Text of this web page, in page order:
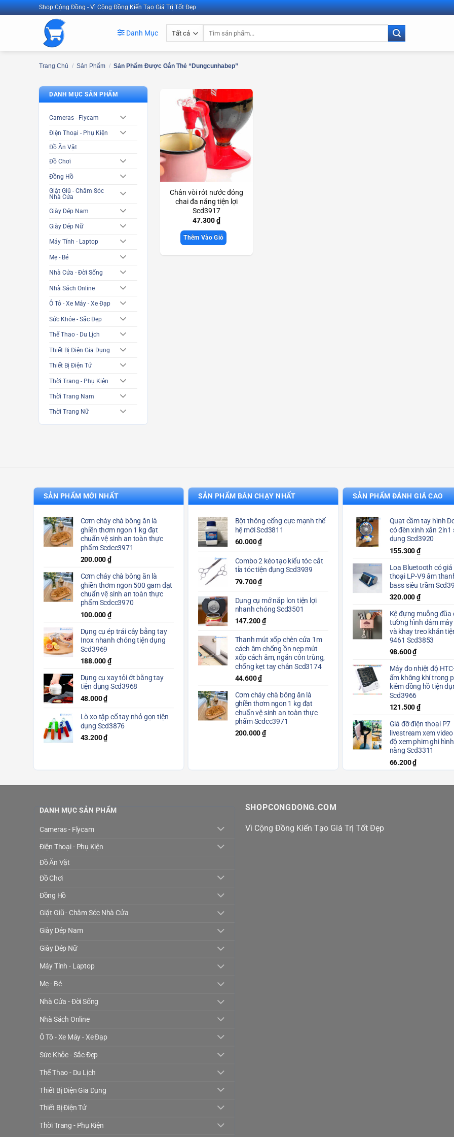
Bỏ
qua
Shop Cộng Đồng - Vì Cộng Đồng Kiến Tạo Giá Trị Tốt Đẹp
Danh Mục
Trang Chủ / Sản Phẩm / Sản Phẩm Được Gắn Thẻ “dungcunhabep”
DANH MỤC SẢN PHẨM
Cameras - Flycam
Điện Thoại - Phụ Kiện
Đồ Ăn Vặt
Đồ Chơi
Đồng Hồ
Giặt Giũ - Chăm Sóc
Nhà Cửa
Giày Dép Nam
Giày Dép Nữ
Máy Tính - Laptop
Mẹ - Bé
Nhà Cửa - Đời Sống
Nhà Sách Online
Ô Tô - Xe Máy - Xe Đạp
Sức Khỏe - Sắc Đẹp
Thể Thao - Du Lịch
Thiết Bị Điện Gia Dụng
Thiết Bị Điện Tử
Thời Trang - Phụ Kiện
Thời Trang Nam
Thời Trang Nữ
Chân vòi rót nước đóng
chai đa năng tiện lợi
Scd3917
47.300₫
Thêm Vào Giỏ
SẢN PHẨM MỚI NHẤT
Cơm cháy chà bông ăn là
ghiền thơm ngon 1 kg đạt
chuẩn vệ sinh an toàn thực
phẩm Scdcc3971
200.000₫
Cơm cháy chà bông ăn là
ghiền thơm ngon 500 gam đạt
chuẩn vệ sinh an toàn thực
phẩm Scdcc3970
100.000₫
Dụng cụ ép trái cây bằng tay
Inox nhanh chóng tiện dụng
Scd3969
188.000₫
Dụng cụ xay tỏi ớt bằng tay
tiện dụng Scd3968
48.000₫
Lò xo tập cổ tay nhỏ gọn tiện
dụng Scd3876
43.200₫
SẢN PHẨM BÁN CHẠY NHẤT
Bột thông cống cực mạnh thế
hệ mới Scd3811
60.000₫
Combo 2 kéo tạo kiểu tóc cắt
tỉa tóc tiện đụng Scd3939
79.700₫
Dụng cụ mở nắp lon tiện lợi
nhanh chóng Scd3501
147.200₫
Thanh mút xốp chèn cửa 1m
cách âm chống ồn nẹp mút
xốp cách âm, ngăn côn trùng,
chống kẹt tay chân Scd3174
44.600₫
Cơm cháy chà bông ăn là
ghiền thơm ngon 1 kg đạt
chuẩn vệ sinh an toàn thực
phẩm Scdcc3971
200.000₫
SẢN PHẨM ĐÁNH GIÁ CAO
Quạt cầm tay hình
có đèn xinh xắn 2in1
dụng Scd3920
155.300₫
Loa Bluetooth có giá
thoại LP-V9 âm
bass siêu trầm
320.000₫
Kệ đựng muỗng đũa
tường hình đám mây
và khay treo khăn
9461 Scd3853
98.600₫
Máy đo nhiệt độ
ẩm không khí trong
kiêm đồng hồ tiện
Scd3966
121.500₫
Giá đỡ điện thoại P7
livestream xem
độ xem phim ghi
năng Scd3311
66.200₫
DANH MỤC SẢN PHẨM
Cameras - Flycam
Điện Thoại - Phụ Kiện
Đồ Ăn Vặt
Đồ Chơi
Đồng Hồ
Giặt Giũ - Chăm Sóc Nhà Cửa
Giày Dép Nam
Giày Dép Nữ
Máy Tính - Laptop
Mẹ - Bé
Nhà Cửa - Đời Sống
Nhà Sách Online
Ô Tô - Xe Máy - Xe Đạp
Sức Khỏe - Sắc Đẹp
Thể Thao - Du Lịch
Thiết Bị Điện Gia Dụng
Thiết Bị Điện Tử
Thời Trang - Phụ Kiện
SHOPCONGDONG.COM
Vì Cộng Đồng Kiến Tạo Giá Trị Tốt Đẹp